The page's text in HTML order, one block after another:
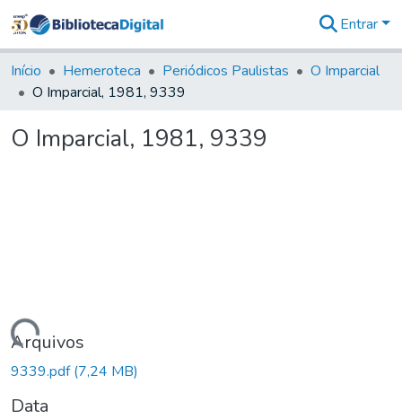
&
Coleções
Tudo na
Digital
Entrar
Início Hemeroteca Periódicos Paulistas
O Imparcial
O Imparcial, 1981, 9339
O Imparcial, 1981, 9339
Carregando...
Arquivos
9339.pdf(7,24 MB)
Data